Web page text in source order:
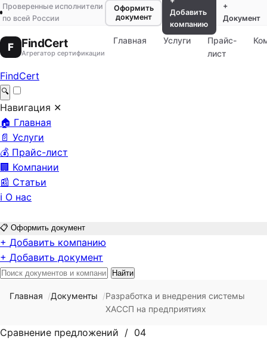
Проверенные исполнители
по всей России
Оформить
документ
Добавить
компанию
+
Документ
F FindCert
Агрегатор сертификации
Главная Услуги
Прайс-
лист
FindCert
🔍
Навигация ✕
🏠 Главная
📄 Услуги
💰 Прайс-лист
🏢 Компании
📰 Статьи
ℹ️ О нас
📋 Оформить документ
+ Добавить компанию
+ Добавить документ
Найти
Главная Документы
Разработка и внедрения системы
ХАССП на предприятиях
Сравнение предложений / 04